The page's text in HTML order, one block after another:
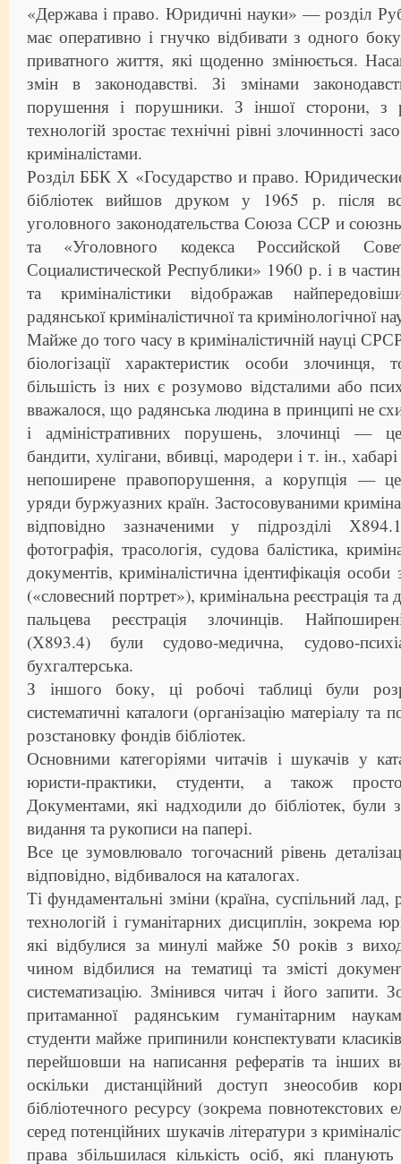
«Держава і право. Юридичні науки» — розділ
має оперативно і гнучко відбивати з одного боку
приватного життя, які щоденно змінюється.
змін в законодавстві. Зі змінами
порушення і порушники. З іншої сторони, з
технологій зростає технічні рівні злочинності
криміналістами.
Розділ ББК Х «Государство и право.
бібліотек вийшов друком у 1965 р. після
уголовного законодательства Союза ССР и
та «Уголовного кодекса Российской
Социалистической Республики» 1960 р. і в
та криміналістики відображав
радянської криміналістичної та кримінологічної
Майже до того часу в криміналістичній науці
біологізації характеристик особи
більшість із них є розумово відсталими або
вважалося, що радянська людина в принципі не
і адміністративних порушень, злочинці —
бандити, хулігани, вбивці, мародери і т. ін.,
непоширене правопорушення, а корупція —
уряди буржуазних країн. Застосовуваними
відповідно зазначеними у підрозділі
фотографія, трасологія, судова балістика,
документів, криміналістична ідентифікація
(«словесний портрет»), кримінальна реєстрація та
пальцева реєстрація злочинців.
(Х893.4) були судово-медична, судово-
бухгалтерська.
З іншого боку, ці робочі таблиці були
систематичні каталоги (організацію матеріалу та
розстановку фондів бібліотек.
Основними категоріями читачів і шукачів у
юристи-практики, студенти, а також
Документами, які надходили до бібліотек, були
видання та рукописи на папері.
Все це зумовлювало тогочасний рівень
відповідно, відбивалося на каталогах.
Ті фундаментальні зміни (країна, суспільний лад,
технологій і гуманітарних дисциплін, зокрема
які відбулися за минулі майже 50 років з
чином відбилися на тематиці та змісті
систематизацію. Змінився читач і його запити.
притаманної радянським гуманітарним наукам
студенти майже припинили конспектувати
перейшовши на написання рефератів та інших
оскільки дистанційний доступ знеособив
бібліотечного ресурсу (зокрема повнотекстових
серед потенційних шукачів літератури з
права збільшилася кількість осіб, які